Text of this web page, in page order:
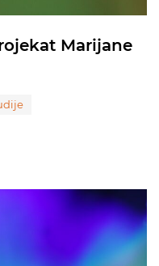
Marijane